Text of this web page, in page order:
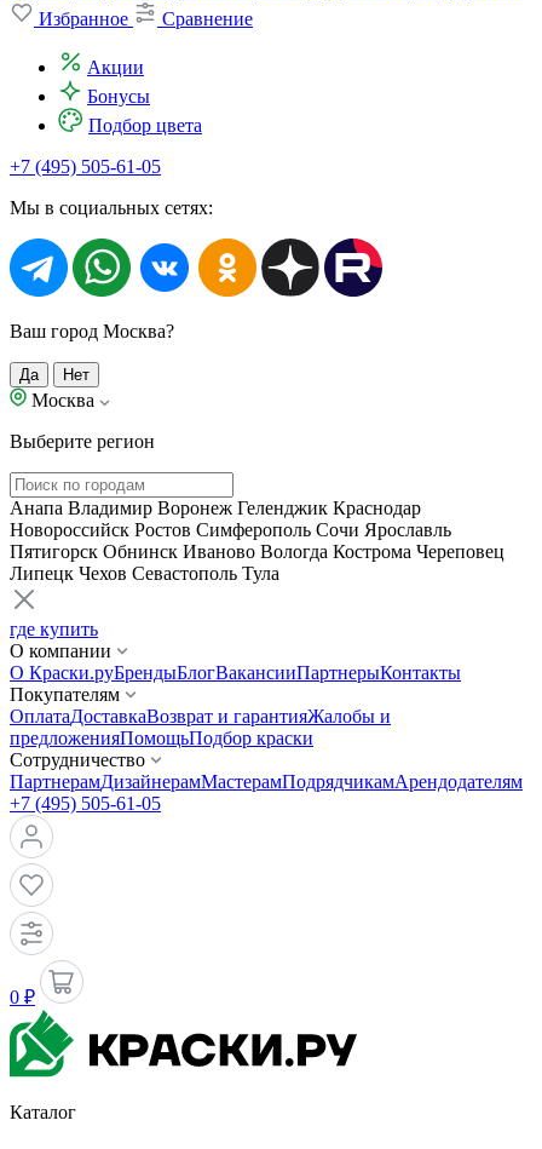
Избранное
Сравнение
Акции
Бонусы
Подбор цвета
+7 (495) 505-61-05
Мы в социальных сетях:
Ваш город Москва?
Да Нет
Москва
Выберите регион
Анапа Владимир Воронеж Геленджик Краснодар
Новороссийск Ростов Симферополь Сочи Ярославль
Пятигорск Обнинск Иваново Вологда Кострома Череповец
Липецк Чехов Севастополь Тула
где купить
О компании
О Краски.руБрендыБлогВакансииПартнерыКонтакты
Покупателям
ОплатаДоставкаВозврат и гарантияЖалобы и
предложенияПомощьПодбор краски
Сотрудничество
ПартнерамДизайнерамМастерамПодрядчикамАрендодателям
+7 (495) 505-61-05
0 ₽
Каталог